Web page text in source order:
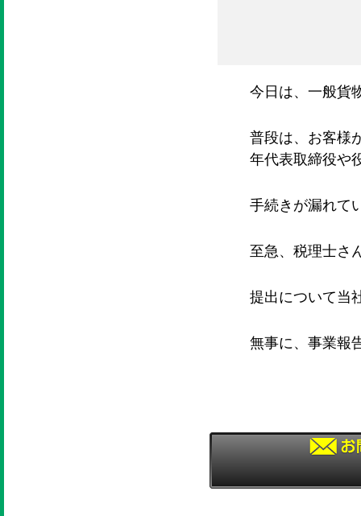
今日は、一般貨
普段は、お客様
年代表取締役や
手続きが漏れて
至急、税理士さ
提出について当
無事に、事業報